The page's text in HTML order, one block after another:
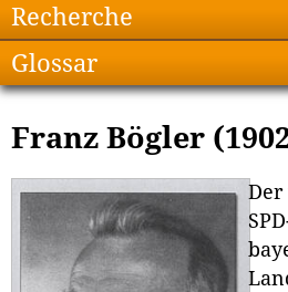
Recherche
Glossar
Franz Bögler
Der